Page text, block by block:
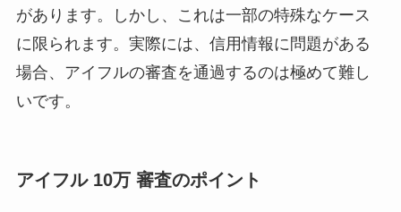
があります。しかし、これは一部の特殊なケース
に限られます。実際には、信用情報に問題がある
場合、アイフルの審査を通過するのは極めて難し
いです。
アイフル 10万 審査のポイント